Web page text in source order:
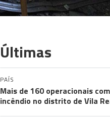
Últimas
PAÍS
Mais de 160 operacionais
incêndio no distrito de Vila